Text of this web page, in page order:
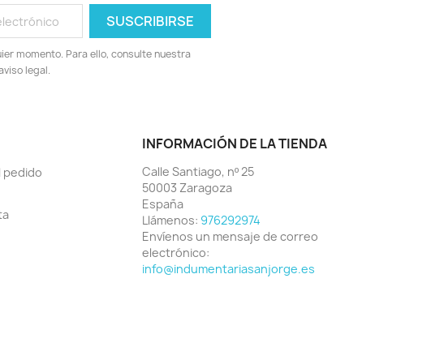
momento. Para ello, consulte nuestra
legal.
pedido
INFORMACIÓN DE LA TIENDA
Calle Santiago, nº 25
50003 Zaragoza
España
Llámenos: 976292974
Envíenos un mensaje de correo
electrónico:
info@indumentariasanjorge.es